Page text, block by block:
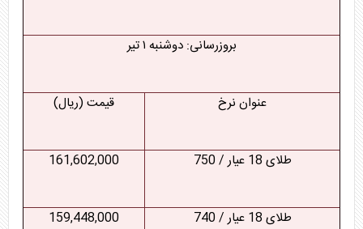
بروزرسانی: دوشنبه ۱ تیر
عنوان نرخ قیمت (ریال)
طلای 18 عیار / 750 161,602,000
طلای 18 عیار / 740 159,448,000